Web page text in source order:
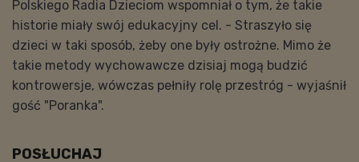
Polskiego Radia Dzieciom wspomniał o tym, że takie
historie miały swój edukacyjny cel. - Straszyło się
dzieci w taki sposób, żeby one były ostrożne. Mimo że
takie metody wychowawcze dzisiaj mogą budzić
kontrowersje, wówczas pełniły rolę przestróg - wyjaśnił
gość "Poranka".
POSŁUCHAJ